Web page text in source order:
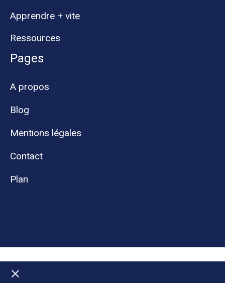
Apprendre + vite
Ressources
Pages
A propos
Blog
Mentions légales
Contact
Plan